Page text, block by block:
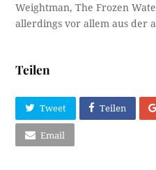
Weightman, The Frozen
allerdings vor allem aus der
Teilen
Tweet Teilen
Email